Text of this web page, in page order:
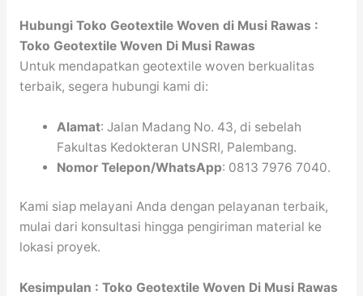
Hubungi Toko Geotextile Woven di Musi Rawas :
Toko Geotextile Woven Di Musi Rawas
Untuk mendapatkan geotextile woven berkualitas
terbaik, segera hubungi kami di:
Alamat: Jalan Madang No. 43, di sebelah
Fakultas Kedokteran UNSRI, Palembang.
Nomor Telepon/WhatsApp: 0813 7976 7040.
Kami siap melayani Anda dengan pelayanan terbaik,
mulai dari konsultasi hingga pengiriman material ke
lokasi proyek.
Kesimpulan : Toko Geotextile Woven Di Musi Rawas